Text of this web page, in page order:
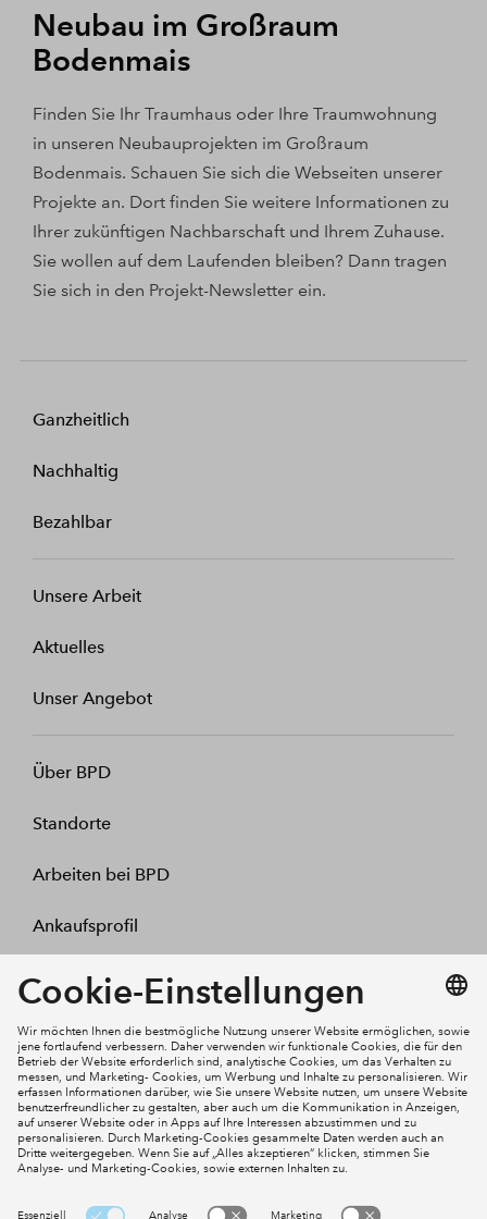
Neubau im Großraum
Bodenmais
Finden Sie Ihr Traumhaus oder Ihre Traumwohnung
in unseren Neubauprojekten im Großraum
Bodenmais. Schauen Sie sich die Webseiten unserer
Projekte an. Dort finden Sie weitere Informationen zu
Ihrer zukünftigen Nachbarschaft und Ihrem Zuhause.
Sie wollen auf dem Laufenden bleiben? Dann tragen
Sie sich in den Projekt-Newsletter ein.
Ganzheitlich
Nachhaltig
Bezahlbar
Unsere Arbeit
Aktuelles
Unser Angebot
Über BPD
Standorte
Arbeiten bei BPD
Ankaufsprofil
Kontakt
Mein Konto
Social Media